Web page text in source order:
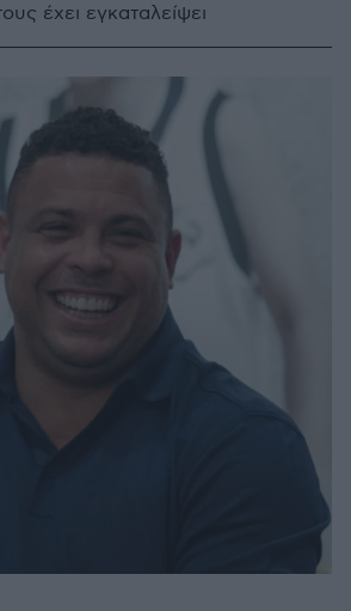
έχει εγκαταλείψει